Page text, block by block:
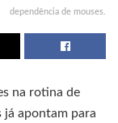
dependência de mouses.
na rotina de
já apontam para